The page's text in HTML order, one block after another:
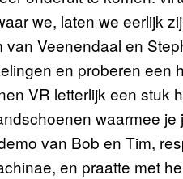
we, laten we eerlijk
van Veenendaal en
en proberen een
VR letterlijk een stuk
waarmee
van Bob en Tim,
en praatte met